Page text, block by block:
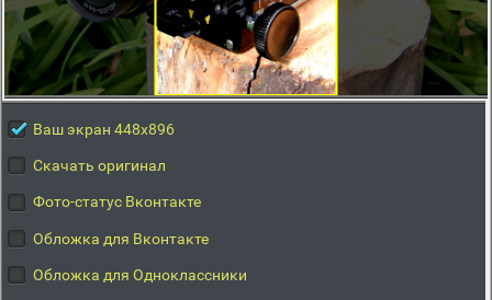
Ваш экран 448x896
Скачать оригинал
Фото-статус Вконтакте
Обложка для Вконтакте
Обложка для Одноклассники